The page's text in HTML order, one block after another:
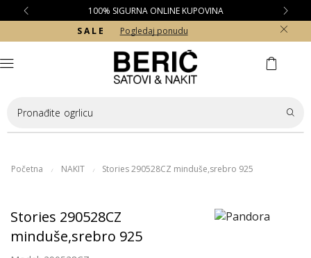
100% SIGURNA ONLINE KUPOVINA
S A L E
Pogledaj ponudu
Pronađite ogrlicu
Početna / NAKIT / Stories 290528CZ minduše,srebro 925
Stories 290528CZ
minduše,srebro 925